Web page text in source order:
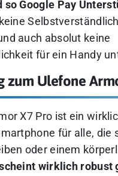
so Google Pay
auch absolut keine
für ein Handy
zum Ulefone
X7 Pro ist ein
für alle, die
oder einem
wirklich robust